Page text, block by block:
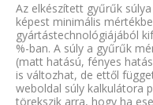
Az elkészített gyűrűk
képest minimális
gyártástechnológiájából
%-ban. A súly a gyűrűk
(matt hatású, fényes
is változhat, de ettől
weboldal súly kalkulátora
törekszik arra, hogy ha